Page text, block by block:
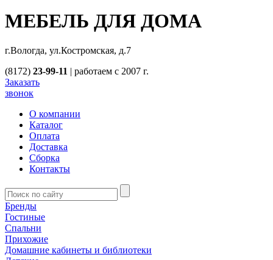
МЕБЕЛЬ ДЛЯ ДОМА
г.Вологда, ул.Костромская, д.7
(8172) 23-99-11 | работаем с 2007 г.
Заказать
звонок
О компании
Каталог
Оплата
Доставка
Сборка
Контакты
Бренды
Гостиные
Спальни
Прихожие
Домашние кабинеты и библиотеки